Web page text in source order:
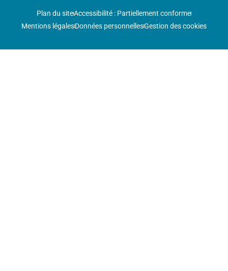
Plan du siteAccessibilité : Partiellement conforme
Mentions légalesDonnées personnellesGestion des cookies